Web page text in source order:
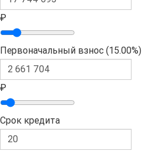
₽
Первоначальный взнос (15.00%)
₽
Срок кредита